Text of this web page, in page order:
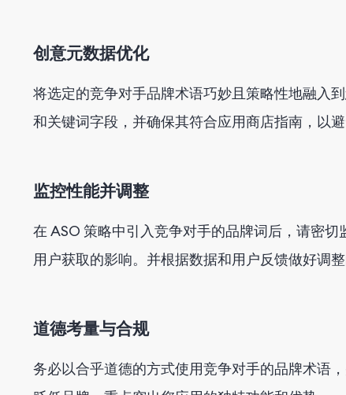
创意元数据优化
将选定的竞争对手品牌术语巧妙且策略性地融入
和关键词字段，并确保其符合应用商店指南，以避
监控性能并调整
在 ASO 策略中引入竞争对手的品牌词后，请密
用户获取的影响。并根据数据和用户反馈做好调整
道德考量与合规
务必以合乎道德的方式使用竞争对手的品牌术语